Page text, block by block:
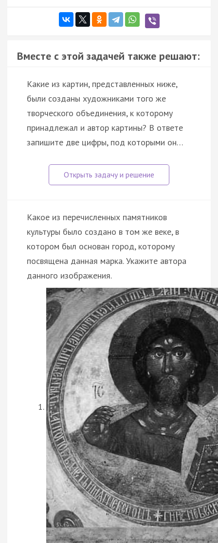
Вместе с этой задачей также решают:
Какие из картин, представленных ниже,
были созданы художниками того же
творческого объединения, к которому
принадлежал и автор картины? В ответе
запишите две цифры, под которыми он…
Какое из перечисленных памятников
культуры было создано в том же веке, в
котором был основан город, которому
посвящена данная марка. Укажите автора
данного изображения.